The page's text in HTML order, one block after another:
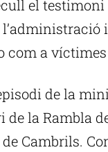
el
com a
de la
la Rambla
Cambrils.